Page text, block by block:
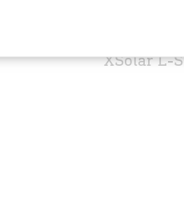
XSolar L-S